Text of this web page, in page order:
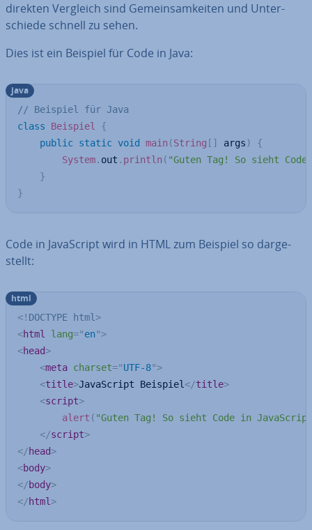
direkten Vergleich sind Ge­mein­sam­kei­ten und Un­ter­
schie­de schnell zu sehen.
Dies ist ein Beispiel für Code in Java:
// Beispiel für Java
class
Beispiel
{
public static void main (String [ ] args )
{
System. out . println ( "Guten Tag! So sieht
}
}
java
Code in Ja­va­Script wird in HTML zum Beispiel so dar­ge­
stellt:
<! DOCTYPE html >
<html lang="en">
<head>
<meta charset="UTF-8">
<title>JavaScript Beispiel </title>
<script>
alert ( "Guten Tag! So sieht Code in
</script>
</head>
<body>
</body>
</html >
html